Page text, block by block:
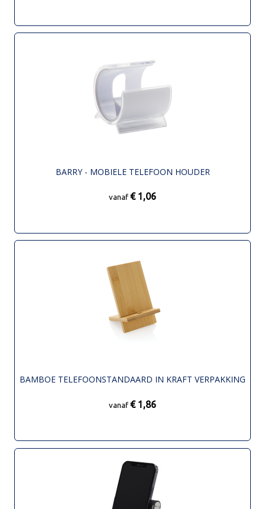
BARRY - MOBIELE TELEFOON HOUDER
vanaf € 1,06
BAMBOE TELEFOONSTANDAARD IN KRAFT VERPAKKING
vanaf € 1,86